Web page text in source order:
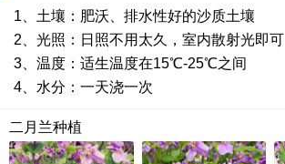
1、土壤：肥沃、排水性好的沙质土壤
2、光照：日照不用太久，室内散射光即可
3、温度：适生温度在15℃-25℃之间
4、水分：一天浇一次
二月兰种植